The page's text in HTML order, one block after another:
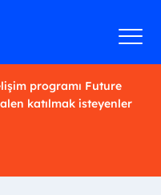
programı Future
katılmak isteyenler